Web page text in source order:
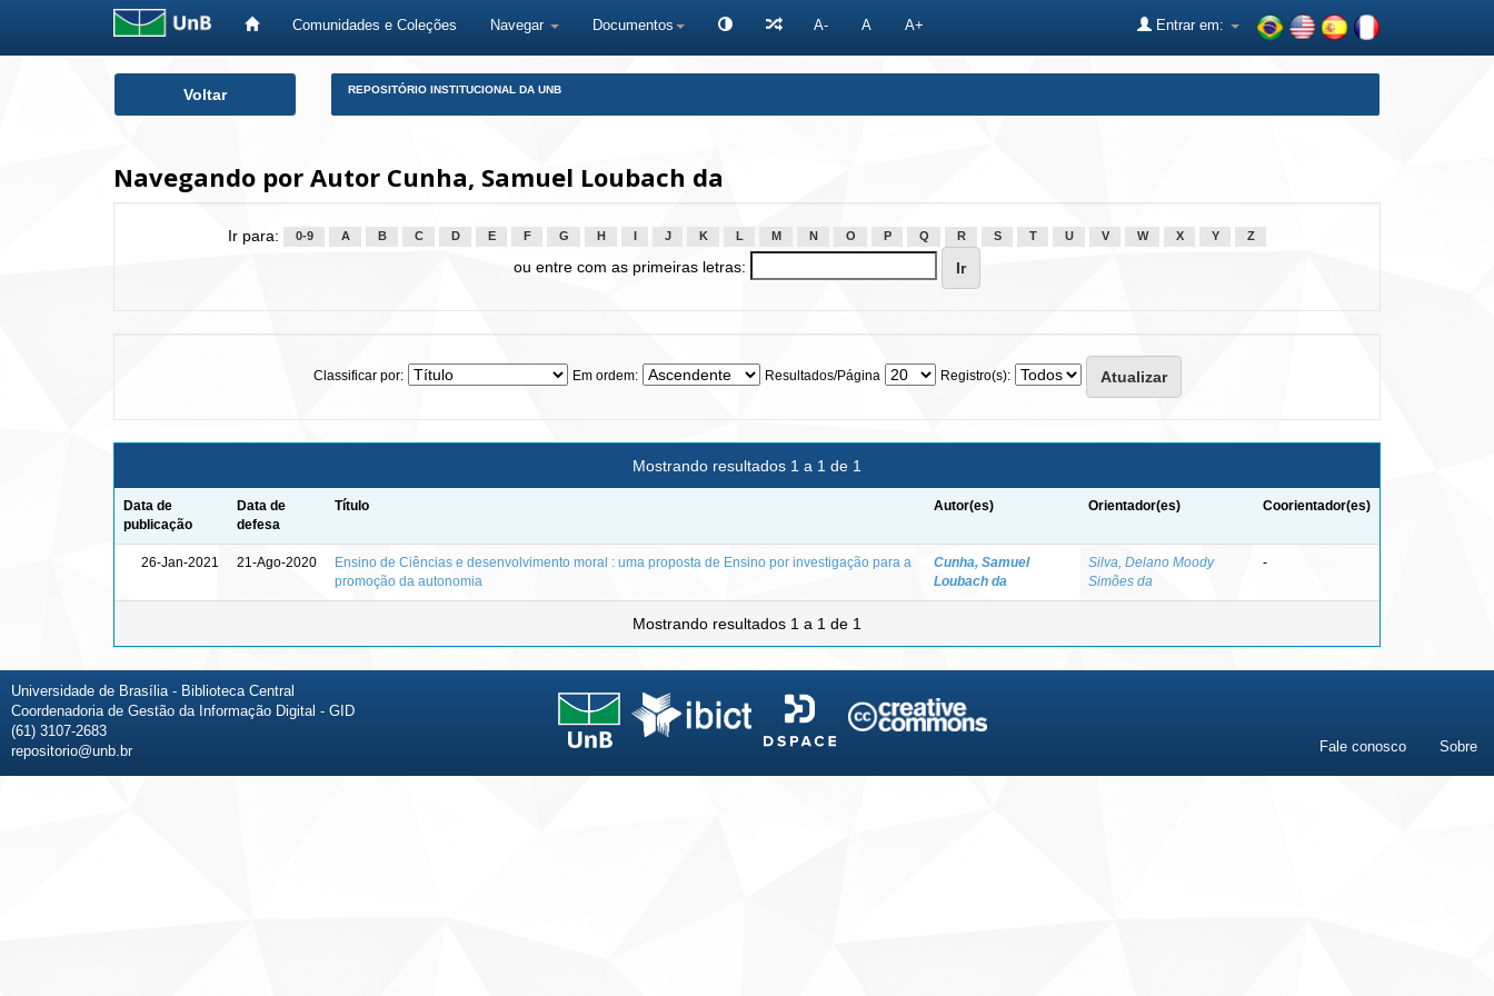
Comunidades e Coleções Navegar Documentos A- A A+ Entrar em:
Voltar REPOSITÓRIO INSTITUCIONAL DA UNB
Navegando por Autor Cunha, Samuel Loubach da
Ir para: 0-9 A B C D E F G H J K L M N O P Q R S T U V W X Y Z
ou entre com as primeiras letras:
Classificar por: Em ordem: Resultados/Página Registro(s):
Mostrando resultados 1 a 1 de 1
Data de
publicação
Data de
defesa
Título Autor(es) Orientador(es) Coorientador(es)
26-Jan-2021 21-Ago-2020
Ensino de Ciências e desenvolvimento moral : uma proposta de Ensino por investigação para a
promoção da autonomia
Cunha, Samuel
Loubach da
Silva, Delano Moody
Simões da
-
Mostrando resultados 1 a 1 de 1
Universidade de Brasília - Biblioteca Central
Coordenadoria de Gestão da Informação Digital - GID
(61) 3107-2683
repositorio@unb.br
Fale conosco Sobre